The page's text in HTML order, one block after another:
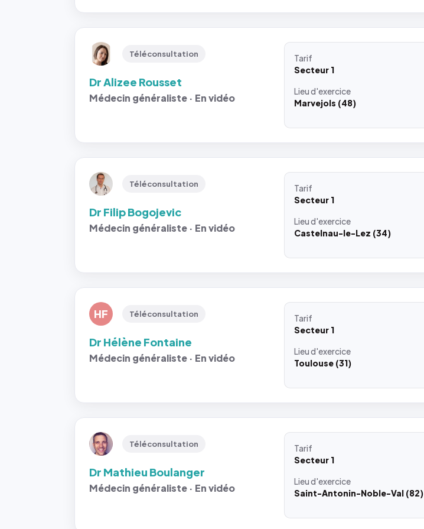
Téléconsultation
Dr Alizee Rousset
Médecin généraliste · En vidéo
Tarif
Secteur 1
Lieud'exercice
Marvejols (48)
Téléconsultation
Dr Filip Bogojevic
Médecin généraliste · En vidéo
Tarif
Secteur 1
Lieud'exercice
Castelnau-le-Lez (34)
HF Téléconsultation
Dr Hélène Fontaine
Médecin généraliste · En vidéo
Tarif
Secteur 1
Lieud'exercice
Toulouse (31)
Téléconsultation
Dr Mathieu Boulanger
Médecin généraliste · En vidéo
Tarif
Secteur 1
Lieud'exercice
Saint-Antonin-Noble-Val (82)